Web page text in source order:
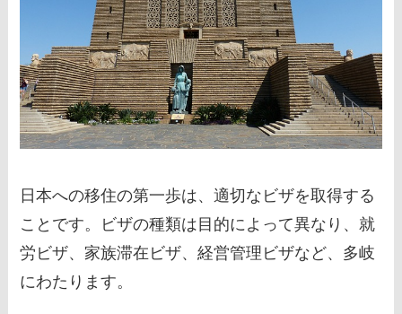
日本への移住の第一歩は、適切なビザを取得する
ことです。ビザの種類は目的によって異なり、就
労ビザ、家族滞在ビザ、経営管理ビザなど、多岐
にわたります。